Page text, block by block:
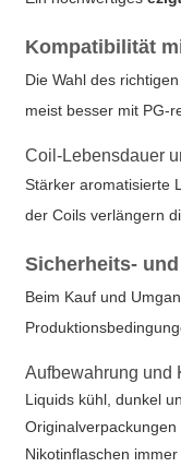
Kompatibilität
Die Wahl des
meist besser mit PG-
Coil-Lebensdauer
Stärker aromatisierte
der Coils verlängern
Sicherheits-
Beim Kauf und
Aufbewahrung und
Liquids kühl, dunkel
Originalverpackungen
Nikotinflaschen